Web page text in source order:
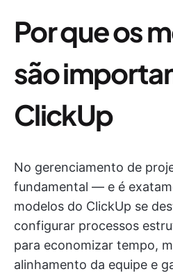
Por que os
são
ClickUp
No gerenciamento de
fundamental — e é
modelos do ClickUp se
configurar processos
para economizar tempo,
alinhamento da equipe e